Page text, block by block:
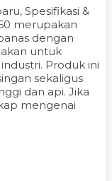
Spesifikasi &
merupakan
dengan
untuk
Produk ini
sekaligus
dan api. Jika
mengenai